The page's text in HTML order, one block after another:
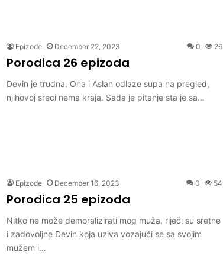
Epizode December 22, 2023 0 26
Porodica 26 epizoda
Devin je trudna. Ona i Aslan odlaze supa na pregled,
njihovoj sreci nema kraja. Sada je pitanje sta je sa…
Epizode December 16, 2023 0 54
Porodica 25 epizoda
Nitko ne može demoralizirati mog muža, riječi su sretne
i zadovoljne Devin koja uziva vozajući se sa svojim
mužem i…